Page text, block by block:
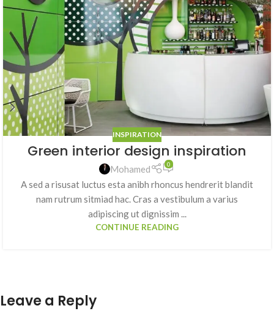
INSPIRATION
Green interior design inspiration
Mohamed 0
A sed a risusat luctus esta anibh rhoncus hendrerit blandit
nam rutrum sitmiad hac. Cras a vestibulum a varius
adipiscing ut dignissim ...
CONTINUE READING
Leave a Reply